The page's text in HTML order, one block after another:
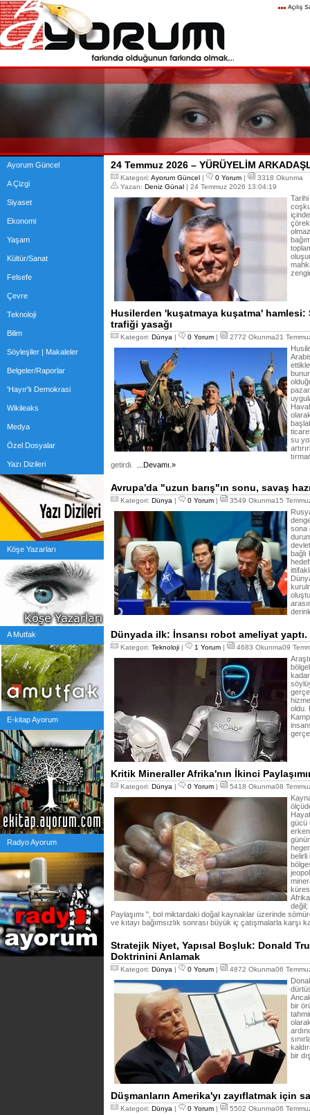
Ayorum Güncel
A Çizgi
Siyaset
Ekonomi
Yaşam
Kültür/Sanat
Felsefe
Çevre
Teknoloji
Bilim
Söyleşiler | Makaleler
Belgeler/Raporlar
'Hayır'lı Demokrasi
Wikileaks
Medya
Özel Dosyalar
Yazı Dizileri
Köşe Yazarları
A Mutfak
E-kitap Ayorum
Radyo Ayorum
24 Temmuz 2026 – YÜRÜYELİM
Kategori: Ayorum Güncel | 0 Yorum |
3318 Okunma
Yazan: Deniz Günal | 24 Temmuz 2026 13:04:19
Husilerden 'kuşatmaya kuşatma'
trafiği yasağı
Kategori: Dünya | 0 Yorum | 2772 Okunma21
su
getirdi.
...Devamı.»
Avrupa'da "uzun barış"ın sonu, savaş
Kategori: Dünya | 0 Yorum | 3549 Okunma15
sona
bağlı
Dünyada ilk: İnsansı robot ameliyat yaptı.
Kategori: Teknoloji | 1 Yorum | 4683 Okunma09
oldu.
Kritik Mineraller Afrika'nın İkinci
Kategori: Dünya | 0 Yorum | 5418 Okunma08
gücü
belirli
değil;
Paylaşımı ", bol miktardaki doğal kaynaklar üzerinde
ve kıtayı bağımsızlık sonrası büyük iç çatışmalarla karşı
Stratejik Niyet, Yapısal Boşluk: Donald
Doktrinini Anlamak
Kategori: Dünya | 0 Yorum | 4872 Okunma06
bir
bir
Düşmanların Amerika'yı zayıflatmak için
Kategori: Dünya | 0 Yorum | 5502 Okunma06